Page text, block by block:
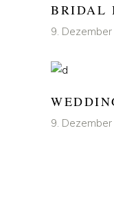
BRIDAL
9.
9.